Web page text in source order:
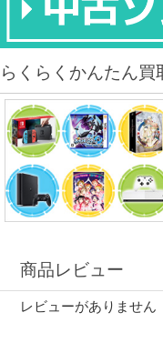
らくらくかんたん買
商品レビュー
レビューがありません